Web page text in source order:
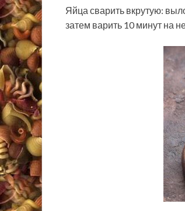
Яйца сварить вкрутую:
затем варить 10 минут на